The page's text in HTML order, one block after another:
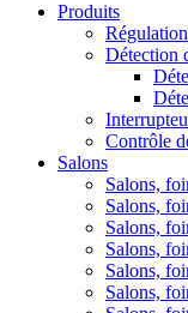
Produits
Détection
Contrôle
Salons
Salons,
Salons,
Salons,
Salons,
Salons,
Salons,